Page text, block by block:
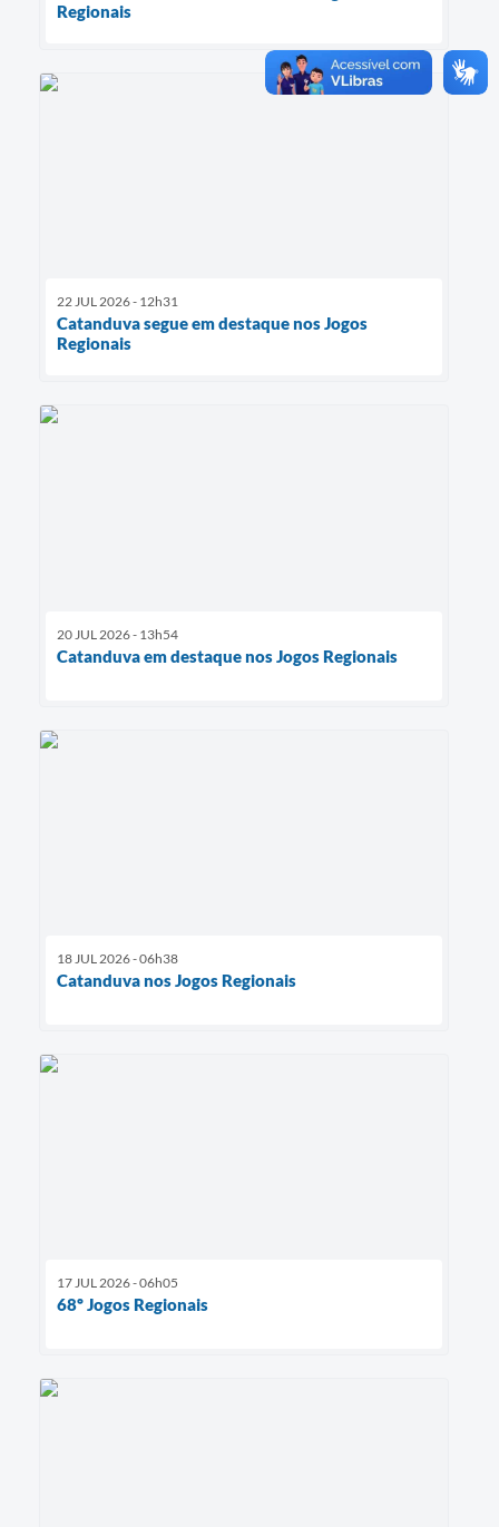
Regionais
22 JUL 2026 - 12h31
Catanduva segue em destaque nos Jogos
Regionais
20 JUL 2026 - 13h54
Catanduva em destaque nos Jogos Regionais
18 JUL 2026 - 06h38
Catanduva nos Jogos Regionais
17 JUL 2026 - 06h05
68º Jogos Regionais